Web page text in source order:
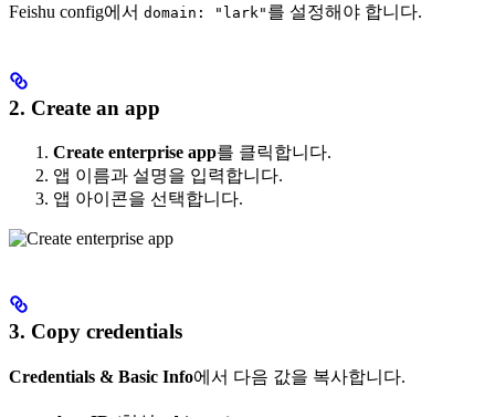
Feishu config에서 domain: "lark" 를 설정해야 합니다.
2. Create an app
Create enterprise app를 클릭합니다.
앱 이름과 설명을 입력합니다.
앱 아이콘을 선택합니다.
3. Copy credentials
Credentials & Basic Info에서 다음 값을 복사합니다.